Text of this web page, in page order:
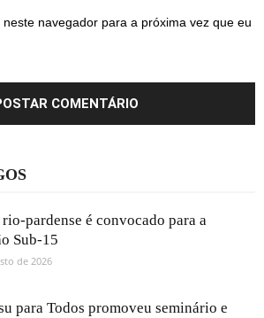
navegador para a próxima vez que eu
pardense é convocado para a
Sub-15
de 2026
para Todos promoveu seminário e